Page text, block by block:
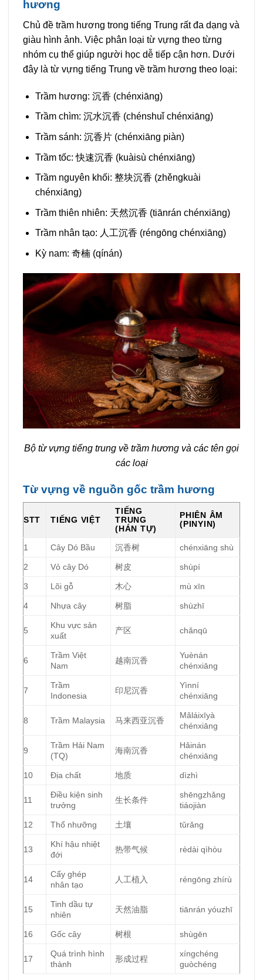
hương
Chủ đề trầm hương trong tiếng Trung rất đa dạng và
giàu hình ảnh. Việc phân loại từ vựng theo từng
nhóm cụ thể giúp người học dễ tiếp cận hơn. Dưới
đây là từ vựng tiếng Trung về trầm hương theo loại:
Trầm hương: 沉香 (chénxiāng)
Trầm chìm: 沉水沉香 (chénshuǐ chénxiāng)
Trầm sánh: 沉香片 (chénxiāng piàn)
Trầm tốc: 快速沉香 (kuàisù chénxiāng)
Trầm nguyên khối: 整块沉香 (zhěngkuài
chénxiāng)
Trầm thiên nhiên: 天然沉香 (tiānrán chénxiāng)
Trầm nhân tạo: 人工沉香 (réngōng chénxiāng)
Kỳ nam: 奇楠 (qínán)
Bộ từ vựng tiếng trung về trầm hương và các tên gọi
các loại
Từ vựng về nguồn gốc trầm hương
STT TIẾNG VIỆT
TIẾNG
TRUNG
(HÁN TỰ)
PHIÊN ÂM
(PINYIN)
1 Cây Dó Bầu 沉香树 chénxiāng shù
2 Vỏ cây Dó 树皮 shùpí
3 Lõi gỗ 木心 mù xīn
4 Nhựa cây 树脂 shùzhī
5
Khu vực sản
xuất
产区 chǎnqū
6
Trầm Việt
Nam
越南沉香
Yuènán
chénxiāng
7
Trầm
Indonesia
印尼沉香
Yìnní
chénxiāng
8 Trầm Malaysia 马来西亚沉香
Mǎláixīyà
chénxiāng
9
Trầm Hải Nam
(TQ)
海南沉香
Hǎinán
chénxiāng
10 Địa chất 地质 dìzhì
11
Điều kiện sinh
trưởng
生长条件
shēngzhǎng
tiáojiàn
12 Thổ nhưỡng 土壤 tǔrǎng
13
Khí hậu nhiệt
đới
热带气候 rèdài qìhòu
14
Cấy ghép
nhân tạo
人工植入 réngōng zhírù
15
Tinh dầu tự
nhiên
天然油脂 tiānrán yóuzhī
16 Gốc cây 树根 shùgēn
17
Quá trình hình
thành
形成过程
xíngchéng
guòchéng